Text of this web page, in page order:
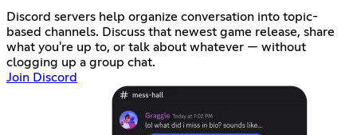
Discord servers help organize conversation into topic-
based channels. Discuss that newest game release, share
what you're up to, or talk about whatever — without
clogging up a group chat.
Join Discord